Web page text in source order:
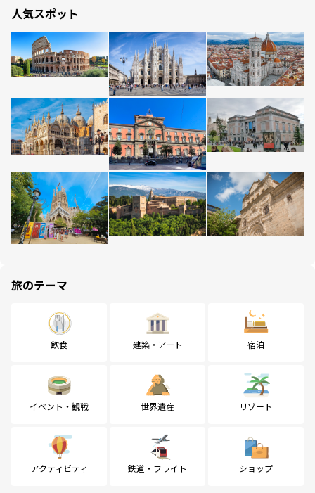
人気スポット
旅のテーマ
飲食 建築・アート 宿泊
イベント・観戦 世界遺産 リゾート
アクティビティ 鉄道・フライト ショップ